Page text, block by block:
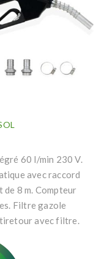
60 l/min 230 V.
avec raccord
8 m. Compteur
Filtre gazole
avec filtre.